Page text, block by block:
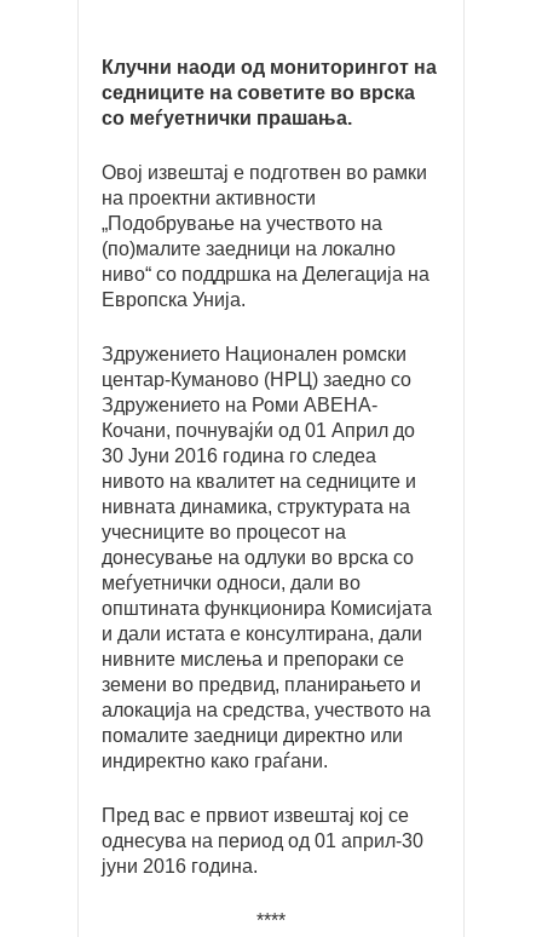
Клучни наоди од мониторингот на
седниците на советите во врска
со меѓуетнички прашања.
Овој извештај е подготвен во рамки
на проектни активности
„Подобрување на учеството на
(по)малите заедници на локално
ниво“ со поддршка на Делегација на
Европска Унија.
Здружението Национален ромски
центар-Куманово (НРЦ) заедно со
Здружението на Роми АВЕНА-
Кочани, почнувајќи од 01 Април до
30 Јуни 2016 година го следеа
нивото на квалитет на седниците и
нивната динамика, структурата на
учесниците во процесот на
донесување на одлуки во врска со
меѓуетнички односи, дали во
општината функционира Комисијата
и дали истата е консултирана, дали
нивните мислења и препораки се
земени во предвид, планирањето и
алокација на средства, учеството на
помалите заедници директно или
индиректно како граѓани.
Пред вас е првиот извештај кој се
однесува на период од 01 април-30
јуни 2016 година.
****